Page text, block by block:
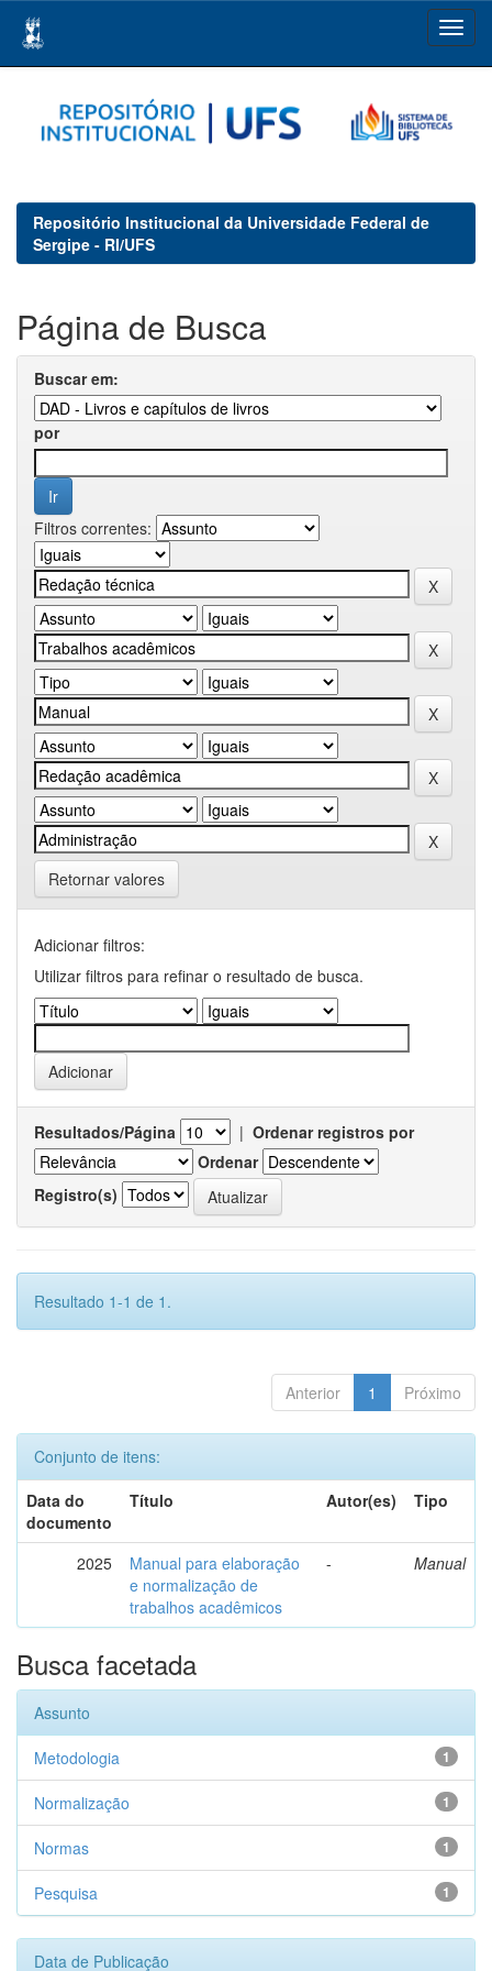
navigation
Repositório Institucional da Universidade Federal de
Sergipe - RI/UFS
Página de Busca
Buscar em:
por
Filtros correntes:
Retornar valores
Adicionar filtros:
Utilizar filtros para refinar o resultado de busca.
Resultados/Página | Ordenar registros por
Ordenar
Registro(s)
Resultado 1-1 de 1.
Anterior 1 Próximo
Conjunto de itens:
Data do
documento
Título Autor(es) Tipo
2025
Manual para elaboração
e normalização de
trabalhos acadêmicos
- Manual
Busca facetada
Assunto
1
Metodologia
1
Normalização
1
Normas
1
Pesquisa
Data de Publicação